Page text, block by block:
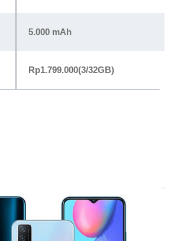
5.000 mAh
Rp1.799.000(3/32GB)